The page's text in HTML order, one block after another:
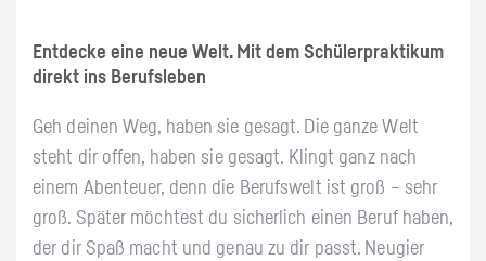
Entdecke eine neue Welt. Mit dem Schülerpraktikum
direkt ins Berufsleben
Geh deinen Weg, haben sie gesagt. Die ganze Welt
steht dir offen, haben sie gesagt. Klingt ganz nach
einem Abenteuer, denn die Berufswelt ist groß – sehr
groß. Später möchtest du sicherlich einen Beruf haben,
der dir Spaß macht und genau zu dir passt. Neugier